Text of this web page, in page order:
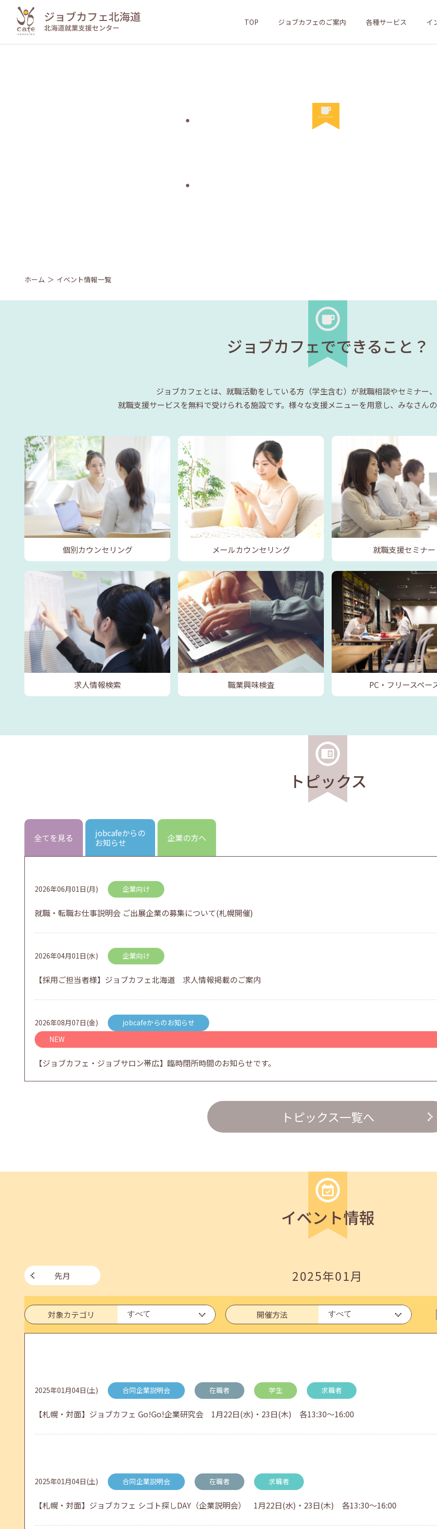
TOP ジョブカフェのご案内 各種サービス イ
ホーム イベント情報一覧
ジョブカフェでできること？
ジョブカフェとは、就職活動をしている方（学生含む）が就職相談やセミナー
就職支援サービスを無料で受けられる施設です。様々な支援メニューを用意し、みなさん
個別カウンセリング メールカウンセリング 就職支援セミナー
求人情報検索 職業興味検査 PC・フリースペー
トピックス
全てを見る
jobcafeからの
お知らせ
企業の方へ
2026年06月01日(月) 企業向け
就職・転職お仕事説明会 ご出展企業の募集について(札幌開催)
2026年04月01日(水) 企業向け
【採用ご担当者様】ジョブカフェ北海道 求人情報掲載のご案内
2026年08月07日(金)
jobcafeからのお知らせ
NEW
【ジョブカフェ・ジョブサロン帯広】臨時閉所時間のお知らせです。
2026年07月01日(水) 企業向け
企業様向けセミナー「現場を巻き込む！人事のための『越境人材育成』３ステップ」
7月のセミナー情報を公開いたしました。
2026年06月03日(水) jobcafeからのお知らせ
6月のセミナー情報を公開いたしました。
2026年04月25日(土) jobcafeからのお知らせ
トピックス一覧へ
イベント情報
先月 2025年01月
対象カテゴリ 開催方法
2025年01月04日(土) 合同企業説明会 在職者 学生 求職者
【札幌・対面】ジョブカフェ Go!Go!企業研究会 1月22日(水)・23日(木) 各13:30～16:00
2025年01月04日(土) 合同企業説明会 在職者 求職者
【札幌・対面】ジョブカフェ シゴト探しDAY（企業説明会） 1月22日(水)・23日(木) 各13:30～16:00